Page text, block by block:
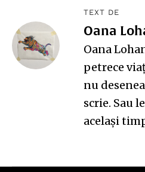
TEXT DE
Oana
Oana
petrece
nu
scrie. Sau
același